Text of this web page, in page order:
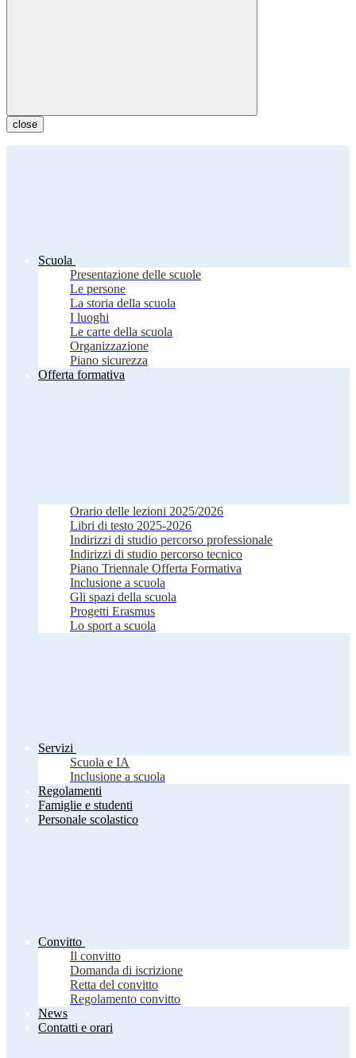
close
Scuola
Presentazione delle scuole
Le persone
La storia della scuola
I luoghi
Le carte della scuola
Organizzazione
Piano sicurezza
Offerta formativa
Orario delle lezioni 2025/2026
Libri di testo 2025-2026
Indirizzi di studio percorso professionale
Indirizzi di studio percorso tecnico
Piano Triennale Offerta Formativa
Inclusione a scuola
Gli spazi della scuola
Progetti Erasmus
Lo sport a scuola
Servizi
Scuola e IA
Inclusione a scuola
Regolamenti
Famiglie e studenti
Personale scolastico
Convitto
Il convitto
Domanda di iscrizione
Retta del convitto
Regolamento convitto
News
Contatti e orari